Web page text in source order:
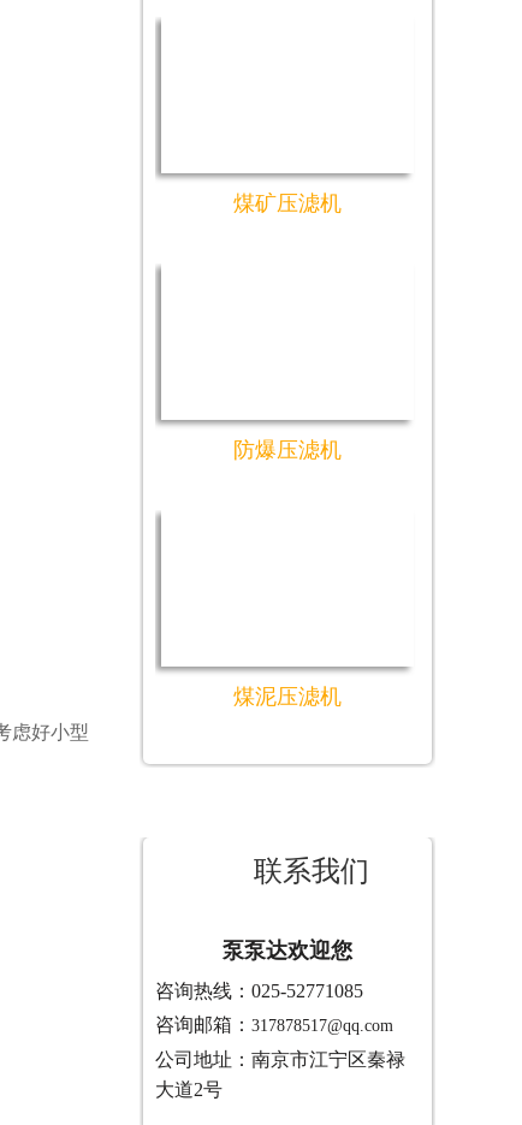
虑好小型
煤矿压滤机
防爆压滤机
煤泥压滤机
联系我们
泵泵达欢迎您
咨询热线：025-52771085
咨询邮箱： 317878517@qq.com
公司地址：南京市江宁区秦禄
大道2号